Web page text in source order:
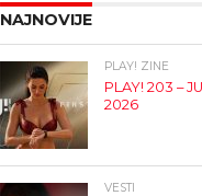
NAJNOVIJE
PLAY! ZINE
PLAY! 203 –
2026
VESTI